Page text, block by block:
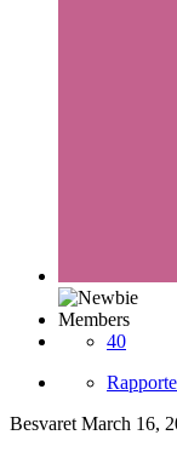
Members
40
Besvaret March 16,